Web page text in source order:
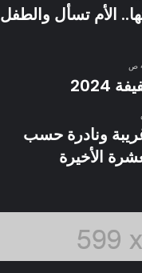
الأم تسأل والطفل
ونادرة حسب
الأخيرة